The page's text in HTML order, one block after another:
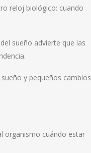
reloj biológico: cuando
sueño advierte que las
y pequeños cambios
organismo cuándo estar